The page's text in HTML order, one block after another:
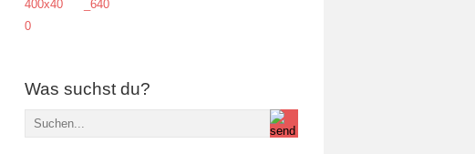
Was suchst du?